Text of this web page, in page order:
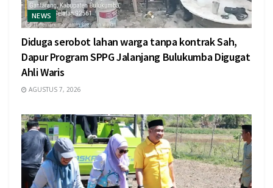
NEWS
Diduga serobot lahan warga tanpa kontrak Sah,
Dapur Program SPPG Jalanjang Bulukumba Digugat
Ahli Waris
AGUSTUS 7, 2026